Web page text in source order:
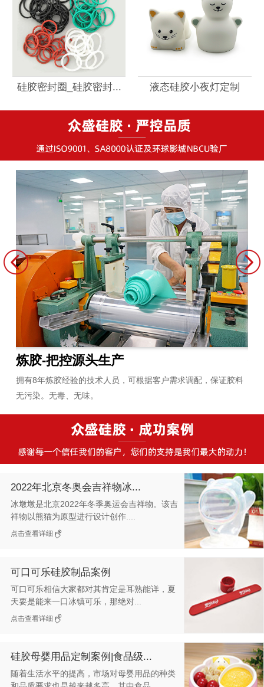
硅胶密封圈_硅胶密封... 液态硅胶小夜灯定制
生产管理-把控生产管理
引进先进的固态成型、液态射出成型、滴胶工艺设备，20多名生
产管理技术人员。
2022年北京冬奥会吉祥物冰...
冰墩墩是北京2022年冬季奥运会吉祥物。该吉
祥物以熊猫为原型进行设计创作....
点击查看详细
可口可乐硅胶制品案例
可口可乐相信大家都对其肯定是耳熟能详，夏
天要是能来一口冰镇可乐，那绝对...
点击查看详细
硅胶母婴用品定制案例|食品级...
随着生活水平的提高，市场对母婴用品的种类